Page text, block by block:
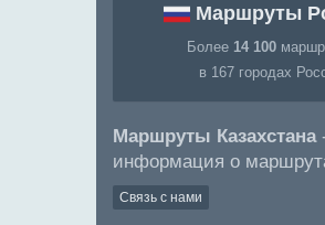
Маршруты
Более 14 100
в 167 городах
Маршруты Казахстана
информация о
Связь с нами